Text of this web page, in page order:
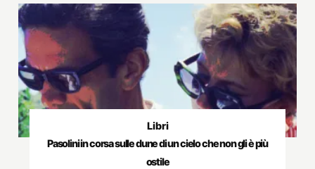
Libri
Pasolini in corsa sulle dune di un cielo che non gli è più
ostile